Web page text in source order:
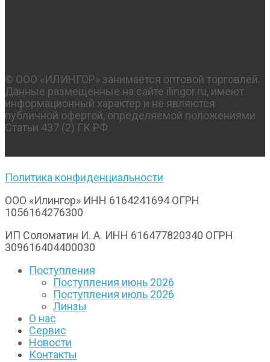
© OOO «ИЛИНГОР» занимается оптовой торговлей.
Данные размещенные на сайте ilingor.ru, имеют
информационный характер и не являются
публичной офертой, определяемой положениями
Статьи 437 (2) ГК РФ.
Политика конфиденциальности
ООО «Илингор» ИНН 6164241694 ОГРН
1056164276300
ИП Соломатин И. А. ИНН 616477820340 ОГРН
309616404400030
Поступления
Поступления июнь 2026
Поступления июль 2026
Линзы
О нас
Сервис
Новости
Контакты